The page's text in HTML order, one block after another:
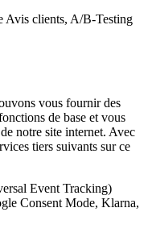
Avis clients, A/B-Testing
vous fournir des
de base et vous
notre site internet. Avec
tiers suivants sur ce
Event Tracking)
Consent Mode, Klarna,